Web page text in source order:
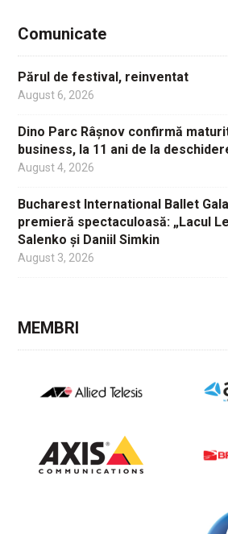
Comunicate
Părul de festival, reinventat
August 6, 2026
Dino Parc Râșnov confirmă
business, la 11 ani de la
August 4, 2026
Bucharest International Ballet
premieră spectaculoasă: „Lacul
Salenko și Daniil Simkin
August 3, 2026
MEMBRI